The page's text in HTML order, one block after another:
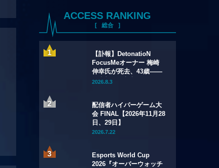
ACCESS RANKING
総合
【訃報】DetonatioN
FocusMeオーナー 梅崎
伸幸氏が死去、43歳——
国内初の給与制eスポーツ
2026.8.3
配信者ハイパーゲーム大
会 FINAL【2026年11月28
日、29日】
2026.7.22
Esports World Cup
2026『オーバーウォッチ